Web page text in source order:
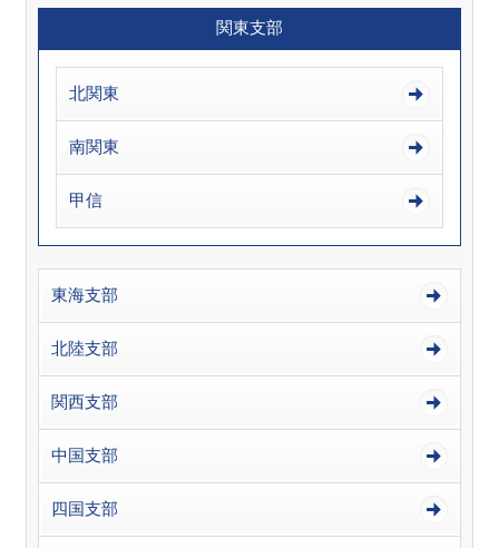
関東支部
北関東
南関東
甲信
東海支部
北陸支部
関西支部
中国支部
四国支部